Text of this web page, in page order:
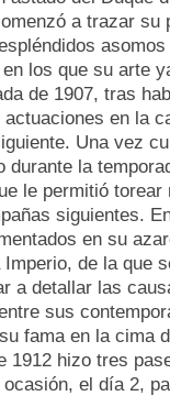
a trazar su
los que su arte
de 1907, tras
actuaciones en la
Una vez
durante la
le permitió
siguientes.
en su
Imperio, de la que
a detallar las
sus
fama en la cima
1912 hizo tres
ocasión, el día 2,